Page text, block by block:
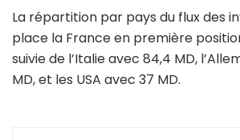
La répartition par pays du flux des
place la France en première
suivie de l’Italie avec 84,4 MD,
MD, et les USA avec 37 MD.